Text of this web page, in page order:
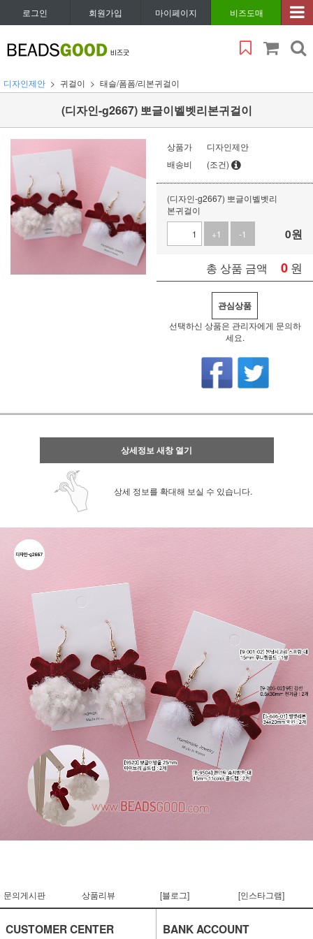
로그인 회원가입 마이페이지 비즈도매
디자인제안 귀걸이 태슬/폼폼/리본귀걸이
(디자인-g2667) 뽀글이벨벳리본귀걸이
상품가
디자인제안
배송비
(조건)
(디자인-g2667) 뽀글이벨벳리
본귀걸이
+1
-1 0원
총 상품 금액 0 원
관심상품
선택하신 상품은 관리자에게 문의하
세요.
상세정보 새창 열기
상세 정보를 확대해 보실 수 있습니다.
문의게시판 상품리뷰 [블로그] [인스타그램]
CUSTOMER CENTER BANK ACCOUNT